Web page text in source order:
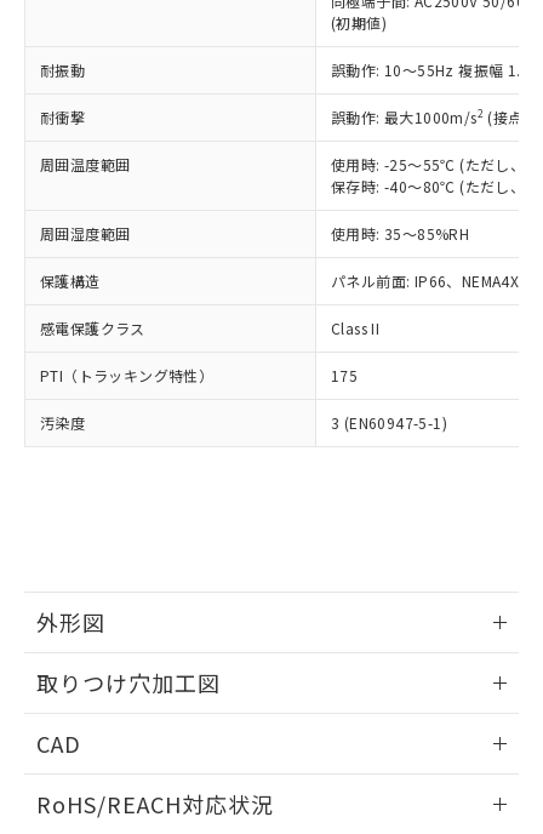
(初期値)
耐振動 誤動作: 10～55Hz 複振幅
耐衝撃 誤動作: 最大1000m/s2 (接点
周囲温度範囲
使用時: -25～55℃ (ただし、氷
保存時: -40～80℃ (ただし、氷
周囲湿度範囲 使用時: 35～85%RH
保護構造 パネル前面: IP66、NEMA4X,
感電保護クラス Class II
PTI（トラッキング特性） 175
汚染度 3 (EN60947-5-1)
外形図
取りつけ穴加工図
CAD
ドすることができます。
RoHS/REACH対応状況
正式な納期状況および標準価格はお客
様のお取引先、またはお客様担当のオ
ムロン制御機器販売店・当社販売員に
オムロン制御機器販売店や当社販売拠
販売ネットワーク
」をご確認
事前の承諾なく第三者に漏洩または開
示しないようお願いします。
マイパーツ機能（部品リスト作成サー
ビス）をご利用いただくには、I-Web
メンバーズにご登録されている必要が
あります。
お客様が当ウェブサイト上で当社にご
登録された部品リストについて、当社
および当社の共同利用者が、当社の製
(PBDE) 1000ppm以下、フタル酸ビス(2-エチルヘキシ
ル) (DEHP)(別名：DOP) 1000ppm以下、フタル酸ブチ
（DBP） 1000ppm以下、フタル酸ジイソブチル
但し、RoHS指令で産業用監視および制御機器に対する
フタル酸エステル類の４物質については閾値を超える意
図的な使用がないことを確認しています。
※2 対応予定月
部品在庫の切り替え状況などにより、予定
月が前後することがあります。
※3 非含有証明書ダウンロード
※本証明書は発行日時点で非含有を証明す
るもので、過去に遡って非含有を証明する
また、RoHS指令のフタル酸エステル類４
物質の対応では、対応完了までの期間は出
荷製品に未対応品が混在することから備考
既に当社にて対応品への在庫切替を完了
していることから、特段のことがない限
り、2022年1月12日より割愛しておりま
ニル類) : 1000ppm、 PBDEs(ポリ臭化ジフェニルエーテ
イソブチル) : 1000ppm、 BBP(フタル酸ブチルベンジ
DEHP(フタル酸ビス(2-エチルヘキシル)) : 1000ppm
「ｅ」：有害物質（10物質）のすべてが基
準値以下であることを示します。
「10」：通常の使用状況下において有害物
質が外部に漏えいし、環境に深刻な影響を
及ぼさない年数を意味します。
い合わせください。
当社は規制貨物を破棄する場合は、完
全に破砕するなど、違法に輸出されな
いよう必要な手段を講じます。
当社は貴社製品を、核兵器、ミサイ
ル、化学兵器、生物兵器またはその他
武器並びにこれらの製造装置等に一切
当社は、貴社製品を第三者に販売する
場合は、上記1、2および3の内容を当
該第三者に通知します。また当社は、
販売先および販売に係わる関係者が違
り引きをいたしません。
一定数以上の在庫あり
一定数には満たないが在庫あり
在庫なし(最新の在庫状況につ
いては、お客様のお取引先、ま
たはお客様担当のオムロン制御
機器販売店・当社販売員にご確
白
受注生産機種、また在庫状況の
情報を公開していない機種